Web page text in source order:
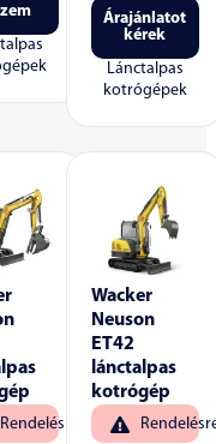
Árajánlatot
kérek
Lánctalpas
kotrógépek
Rendelésre
Wacker
Neuson
ET42
lánctalpas
kotrógép